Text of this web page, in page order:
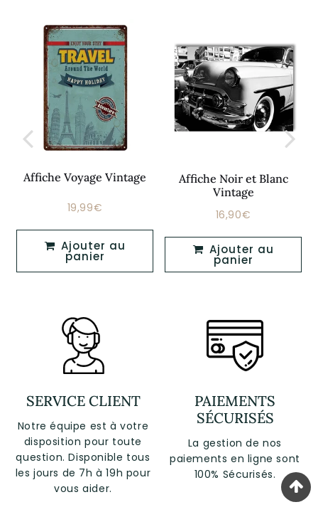
Affiche Voyage Vintage
Prix
19,99€
Ajouter au
panier
Affiche Noir et Blanc
Vintage
Prix
16,90€
panier
SERVICE CLIENT
Notre équipe est à votre
disposition pour toute
question. Disponible tous
les jours de 7h à 19h pour
vous aider.
PAIEMENTS
SÉCURISÉS
La gestion de nos
paiements en ligne sont
100% Sécurisés.